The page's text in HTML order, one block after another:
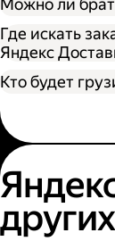
Можно ли
Где искать
Яндекс
Кто будет